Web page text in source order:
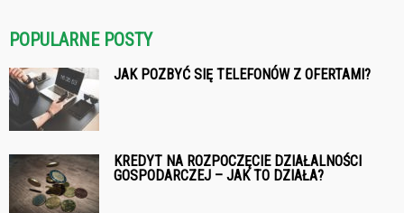
POPULARNE POSTY
JAK POZBYĆ SIĘ TELEFONÓW Z OFERTAMI?
KREDYT NA ROZPOCZĘCIE DZIAŁALNOŚCI
GOSPODARCZEJ – JAK TO DZIAŁA?